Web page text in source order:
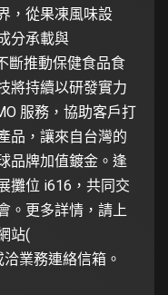
，從果凍風味設
分承載與
斷推動保健食品食
將持續以研發實力
服務，協助客戶打
品，讓來自台灣的
品牌加值鍍金。逢
攤位 i616，共同交
。更多詳情，請上
站(
業務連絡信箱。